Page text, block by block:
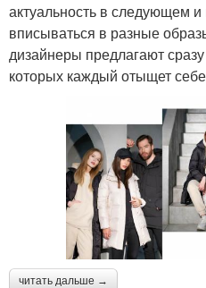
актуальность в следующем и
вписываться в разные
дизайнеры предлагают
которых каждый отыщет
читать дальше →